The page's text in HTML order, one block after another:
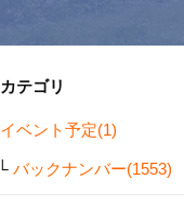
カテゴリ
イベント予定(1)
バックナンバー(1553)